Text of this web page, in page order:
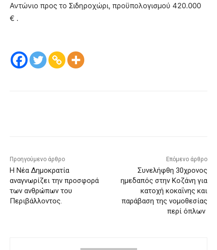
Αντώνιο προς το Σιδηροχώρι, προϋπολογισμού 420.000
€ .
Προηγούμενο άρθρο
Η Νέα Δημοκρατία
αναγνωρίζει την προσφορά
των ανθρώπων του
Περιβάλλοντος.
Επόμενο άρθρο
Συνελήφθη 30χρονος
ημεδαπός στην Κοζάνη για
κατοχή κοκαΐνης και
παράβαση της νομοθεσίας
περί όπλων